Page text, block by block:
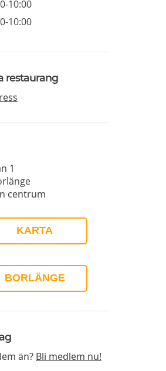
10:00
10:00
restaurang
1
centrum
KARTA
BORLÄNGE
än? Bli medlem nu!